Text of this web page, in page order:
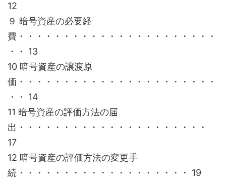
12
９ 暗号資産の必要経
費・・・・・・・・・・・・・・・・・・・・・・
・・ 13
10 暗号資産の譲渡原
価・・・・・・・・・・・・・・・・・・・・・・
・・ 14
11 暗号資産の評価方法の届
出・・・・・・・・・・・・・・・・・・・・・
17
12 暗号資産の評価方法の変更手
続・・・・・・・・・・・・・・・・・・・ 19